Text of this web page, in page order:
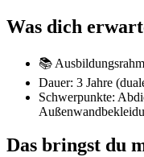
Was dich
📚
Dauer: 3 Jahre
Schwerpunkte:
Das bringst du